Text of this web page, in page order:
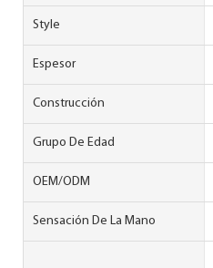
Style
Espesor
Construcción
Grupo De Edad
OEM/ODM
Sensación De La Mano